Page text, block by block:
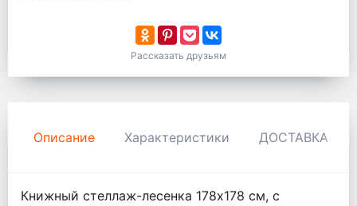
Рассказать друзьям
Описание Характеристики ДОСТАВКА И
Книжный стеллаж-лесенка 178х178 см, с